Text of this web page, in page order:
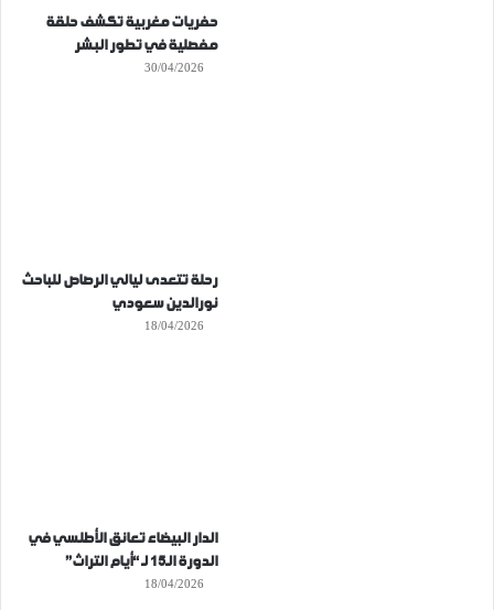
حفريات مغربية تكشف حلقة
مفصلية في تطور البشر
30/04/2026
رحلة تتعدى ليالي الرصاص للباحث
نورالدين سعودي
18/04/2026
الدار البيضاء تعانق الأطلسي في
الدورة الـ15 لـ “أيام التراث”
18/04/2026